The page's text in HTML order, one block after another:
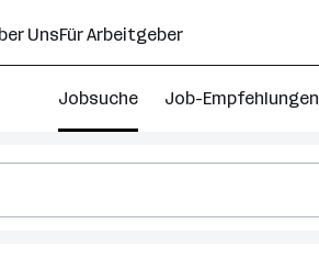
UnsFür Arbeitgeber
Jobsuche Job-Empfehlungen